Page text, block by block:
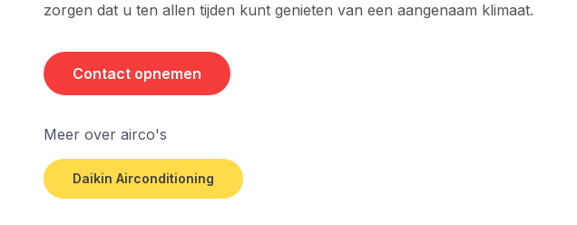
zorgen dat u ten allen tijden kunt genieten van een aangenaam klimaat.
Contact opnemen
Meer over airco's
Daikin Airconditioning